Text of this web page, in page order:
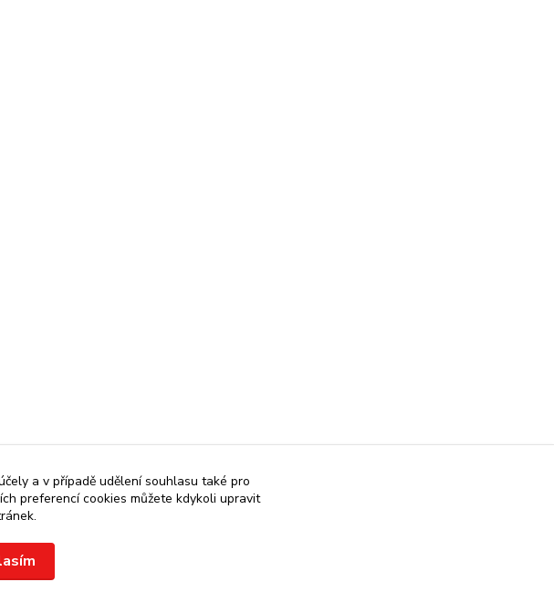
a v případě udělení souhlasu také pro
preferencí cookies můžete kdykoli upravit